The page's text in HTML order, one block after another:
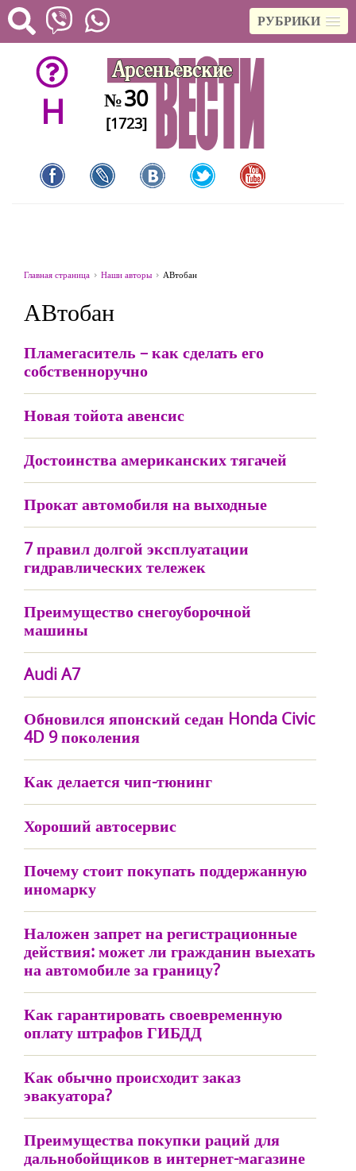
РУБРИКИ
H №30
[1723]
Главная страница Наши авторы АВтобан
АВтобан
Пламегаситель – как сделать его
собственноручно
Новая тойота авенсис
Достоинства американских тягачей
Прокат автомобиля на выходные
7 правил долгой эксплуатации
гидравлических тележек
Преимущество снегоуборочной
машины
Audi A7
Обновился японский седан Honda Civic
4D 9 поколения
Как делается чип-тюнинг
Хороший автосервис
Почему стоит покупать поддержанную
иномарку
Наложен запрет на регистрационные
действия: может ли гражданин выехать
на автомобиле за границу?
Как гарантировать своевременную
оплату штрафов ГИБДД
Как обычно происходит заказ
эвакуатора?
Преимущества покупки раций для
дальнобойщиков в интернет-магазине